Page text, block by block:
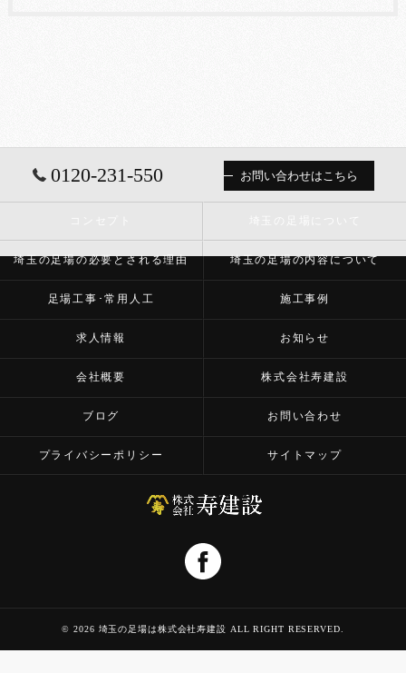
0120-231-550 お問い合わせはこちら
埼玉の足場の必要とされる理由 埼玉の足場の内容について
足場工事･常用人工 施工事例
求人情報 お知らせ
会社概要 株式会社寿建設
ブログ お問い合わせ
プライバシーポリシー サイトマップ
© 2026 埼玉の足場は株式会社寿建設 ALL RIGHT RESERVED.